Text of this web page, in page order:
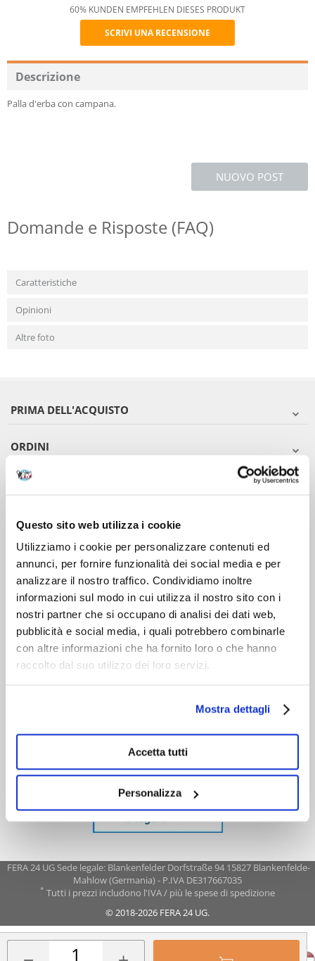
Questo sito web utilizza i cookie
Utilizziamo i cookie per personalizzare contenuti ed
annunci, per fornire funzionalità dei social media e per
analizzare il nostro traffico. Condividiamo inoltre
informazioni sul modo in cui utilizza il nostro sito con i
nostri partner che si occupano di analisi dei dati web,
pubblicità e social media, i quali potrebbero combinarle
con altre informazioni che ha fornito loro o che hanno
raccolto dal suo utilizzo dei loro servizi.
Mostra dettagli
Accetta tutti
Personalizza
Recommend
60% KUNDEN EMPFEHLEN DIESES PRODUKT
SCRIVI UNA RECENSIONE
Descrizione
Palla d'erba con campana.
NUOVO POST
Domande e Risposte (FAQ)
Caratteristiche
Opinioni
Altre foto
PRIMA DELL'ACQUISTO
ORDINI
DOPO L'ACQUISTO
VIENI A CONOSCERCI
FERA 24 UG Sede legale: Blankenfelder Dorfstraße 94 15827 Blankenfelde-
Mahlow (Germania) - P.IVA DE317667035
* Tutti i prezzi includono l'IVA / più le spese di spedizione
© 2018-2026 FERA 24 UG.
FERA INTERNATIONAL: